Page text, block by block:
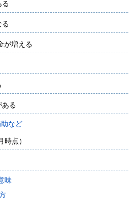
る
る
が増える
ある
など
点）
味